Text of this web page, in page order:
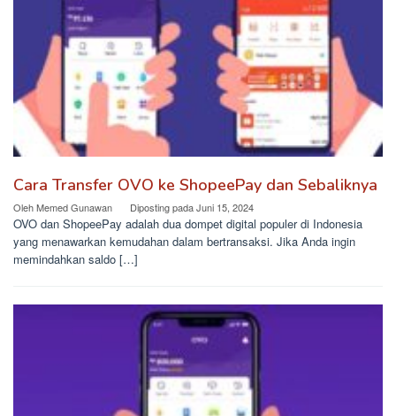
Cara Transfer OVO ke ShopeePay dan Sebaliknya
OlehMemed Gunawan Diposting padaJuni 15, 2024
OVO dan ShopeePay adalah dua dompet digital populer di Indonesia
yang menawarkan kemudahan dalam bertransaksi. Jika Anda ingin
memindahkan saldo […]